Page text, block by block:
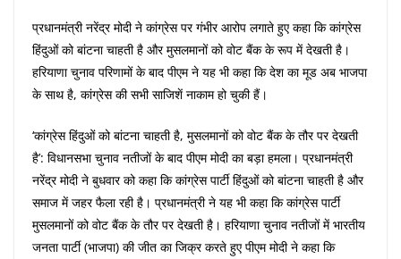
प्रधानमंत्री नरेंद्र मोदी ने कांग्रेस पर गंभीर आरोप लगाते हुए कहा कि कांग्रेस
हिंदुओं को बांटना चाहती है और मुसलमानों को वोट बैंक के रूप में देखती है।
हरियाणा चुनाव परिणामों के बाद पीएम ने यह भी कहा कि देश का मूड अब भाजपा
के साथ है, कांग्रेस की सभी साजिशें नाकाम हो चुकी हैं।
‘कांग्रेस हिंदुओं को बांटना चाहती है, मुसलमानों को वोट बैंक के तौर पर देखती
है’: विधानसभा चुनाव नतीजों के बाद पीएम मोदी का बड़ा हमला। प्रधानमंत्री
नरेंद्र मोदी ने बुधवार को कहा कि कांग्रेस पार्टी हिंदुओं को बांटना चाहती है और
समाज में जहर फैला रही है। प्रधानमंत्री ने यह भी कहा कि कांग्रेस पार्टी
मुसलमानों को वोट बैंक के तौर पर देखती है। हरियाणा चुनाव नतीजों में भारतीय
जनता पार्टी (भाजपा) की जीत का जिक्र करते हुए पीएम मोदी ने कहा कि